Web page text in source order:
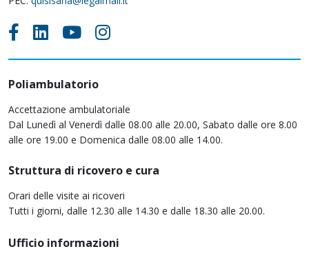
Poliambulatorio
Accettazione ambulatoriale
Dal Lunedì al Venerdì dalle 08.00 alle 20.00, Sabato dalle ore 8.00
alle ore 19.00 e Domenica dalle 08.00 alle 14.00.
Struttura di ricovero e cura
Orari delle visite ai ricoveri
Tutti i giorni, dalle 12.30 alle 14.30 e dalle 18.30 alle 20.00.
Ufficio informazioni